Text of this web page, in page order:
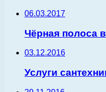
06.03.2017
Чёрная полоса
03.12.2016
Услуги